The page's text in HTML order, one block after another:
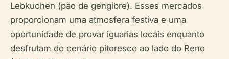
Lebkuchen (pão de gengibre). Esses mercados
proporcionam uma atmosfera festiva e uma
oportunidade de provar iguarias locais enquanto
desfrutam do cenário pitoresco ao lado do Reno